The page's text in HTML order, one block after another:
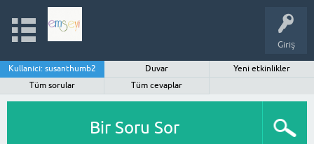
Giriş
Kullanıcı: susanthumb2 Duvar
Yeni etkinlikler
Tüm sorular
Tüm cevaplar
Bir Soru Sor